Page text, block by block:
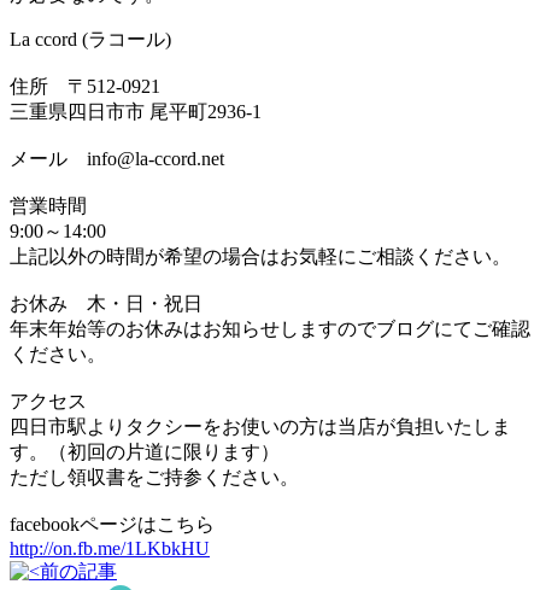
La ccord (ラコール)
住所 〒512-0921
三重県四日市市 尾平町2936-1
メール info@la-ccord.net
営業時間
9:00～14:00
上記以外の時間が希望の場合はお気軽にご相談ください。
お休み 木・日・祝日
年末年始等のお休みはお知らせしますのでブログにてご確認
ください。
アクセス
四日市駅よりタクシーをお使いの方は当店が負担いたしま
す。（初回の片道に限ります）
ただし領収書をご持参ください。
facebookページはこちら
http://on.fb.me/1LKbkHU
前の記事